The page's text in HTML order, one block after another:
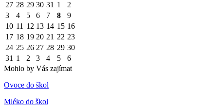
27 28 29 30 31 1
2
3
4 5 6 7 8
9
10 11 12 13 14 15 16
17 18 19 20 21 22 23
24 25 26 27 28 29 30
31 1 2 3 4 5
6
Mohlo by Vás zajímat
Ovoce do škol
Mléko do škol